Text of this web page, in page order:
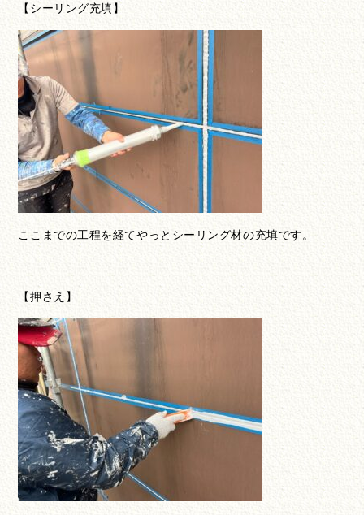
【シーリング充填】
ここまでの工程を経てやっとシーリング材の充填です。
【押さえ】